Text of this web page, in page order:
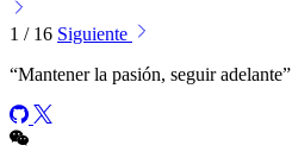
1 / 16 Siguiente
“Mantener la pasión, seguir adelante”